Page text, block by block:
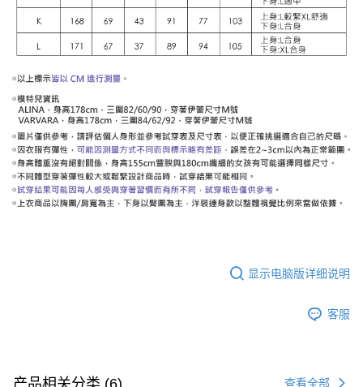
显示电脑版详细说明
客服
产品相关分类 (6) 查看全部